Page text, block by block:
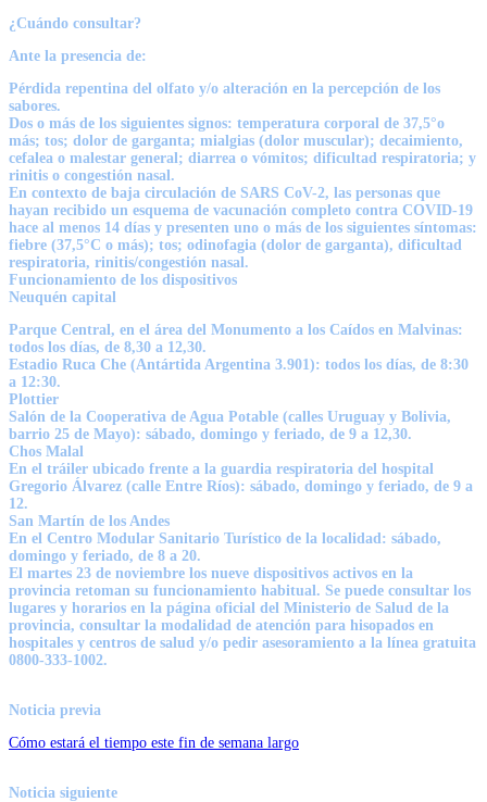
¿Cuándo consultar?
Ante la presencia de:
Pérdida repentina del olfato y/o alteración en la percepción de los
sabores.
Dos o más de los siguientes signos: temperatura corporal de 37,5°o
más; tos; dolor de garganta; mialgias (dolor muscular); decaimiento,
cefalea o malestar general; diarrea o vómitos; dificultad respiratoria; y
rinitis o congestión nasal.
En contexto de baja circulación de SARS CoV-2, las personas que
hayan recibido un esquema de vacunación completo contra COVID-19
hace al menos 14 días y presenten uno o más de los siguientes síntomas:
fiebre (37,5°C o más); tos; odinofagia (dolor de garganta), dificultad
respiratoria, rinitis/congestión nasal.
Funcionamiento de los dispositivos
Neuquén capital
Parque Central, en el área del Monumento a los Caídos en Malvinas:
todos los días, de 8,30 a 12,30.
Estadio Ruca Che (Antártida Argentina 3.901): todos los días, de 8:30
a 12:30.
Plottier
Salón de la Cooperativa de Agua Potable (calles Uruguay y Bolivia,
barrio 25 de Mayo): sábado, domingo y feriado, de 9 a 12,30.
Chos Malal
En el tráiler ubicado frente a la guardia respiratoria del hospital
Gregorio Álvarez (calle Entre Ríos): sábado, domingo y feriado, de 9 a
12.
San Martín de los Andes
En el Centro Modular Sanitario Turístico de la localidad: sábado,
domingo y feriado, de 8 a 20.
El martes 23 de noviembre los nueve dispositivos activos en la
provincia retoman su funcionamiento habitual. Se puede consultar los
lugares y horarios en la página oficial del Ministerio de Salud de la
provincia, consultar la modalidad de atención para hisopados en
hospitales y centros de salud y/o pedir asesoramiento a la línea gratuita
0800-333-1002.
Noticia previa
Cómo estará el tiempo este fin de semana largo
Noticia siguiente